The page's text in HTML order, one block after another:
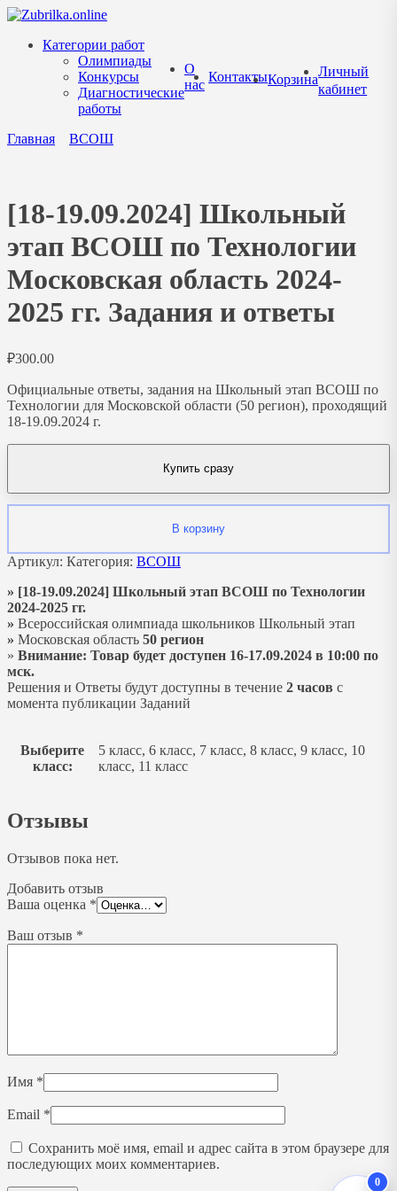
Перейти
содержанию
Категории работ
Олимпиады
Конкурсы
Диагностические
работы
О
нас
КонтактыКорзина
Личный
кабинет
Главная ВСОШ
[18-19.09.2024] Школьный
этап ВСОШ по Технологии
Московская область 2024-
2025 гг. Задания и ответы
₽300.00
Официальные ответы, задания на Школьный этап ВСОШ по
Технологии для Московской области (50 регион), проходящий
18-19.09.2024 г.
Купить сразу
В корзину
Артикул: Категория: ВСОШ
» [18-19.09.2024] Школьный этап ВСОШ по Технологии
2024-2025 гг.
» Всероссийская олимпиада школьников Школьный этап
» Московская область 50 регион
» Внимание: Товар будет доступен 16-17.09.2024 в 10:00 по
мск.
Решения и Ответы будут доступны в течение 2 часов с
момента публикации Заданий
Выберите
класс:
5 класс, 6 класс, 7 класс, 8 класс, 9 класс, 10
класс, 11 класс
Отзывы
Отзывов пока нет.
Добавить отзыв
Ваша оценка *
Ваш отзыв *
Имя *
Email *
Сохранить моё имя, email и адрес сайта в этом браузере для
последующих моих комментариев.
0